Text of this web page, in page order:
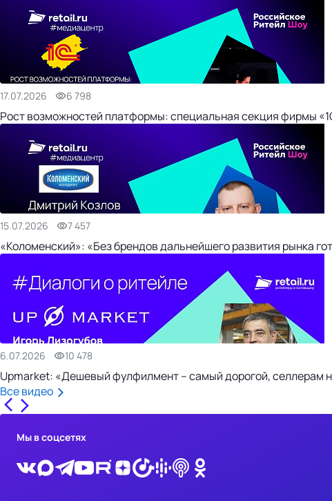
17.07.2026 6 798
Рост возможностей платформы: специальная секция фирмы
15.07.2026 7 457
«Коломенский»: «Без брендов дальнейшего развития рынка
6.07.2026 10 478
Upmarket: «Дешевый фулфилмент – самый дорогой, селлерам
Все видео
Мы в соцсетях